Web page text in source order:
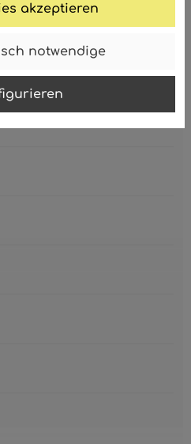
akzeptieren
notwendige